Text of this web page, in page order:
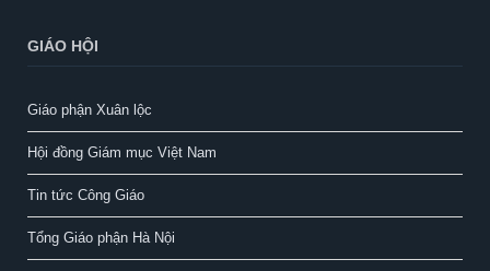
GIÁO HỘI
Giáo phận Xuân lộc
Hội đồng Giám mục Việt Nam
Tin tức Công Giáo
Tổng Giáo phận Hà Nội